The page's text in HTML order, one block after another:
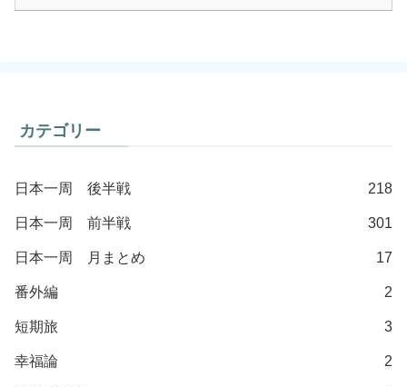
カテゴリー
日本一周 後半戦 218
日本一周 前半戦 301
日本一周 月まとめ 17
番外編 2
短期旅 3
幸福論 2